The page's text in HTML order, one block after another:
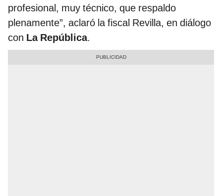
profesional, muy técnico, que respaldo
plenamente”, aclaró la fiscal Revilla, en diálogo
con La República.